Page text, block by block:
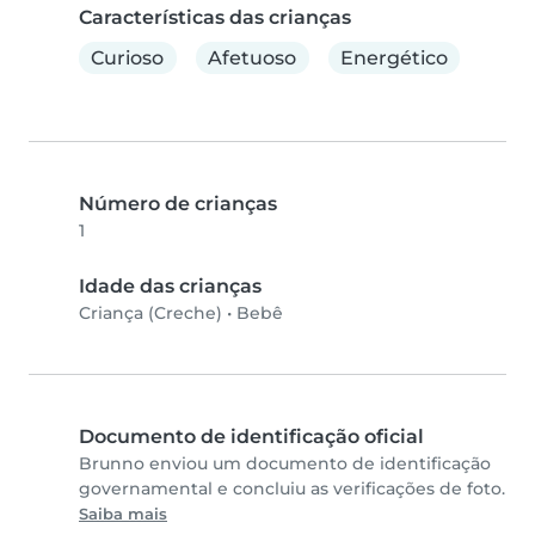
Características das crianças
Curioso
Afetuoso Energético
Número de crianças
1
Idade das crianças
Criança (Creche) • Bebê
Documento de identificação oficial
Brunno enviou um documento de identificação
governamental e concluiu as verificações de foto.
Saiba mais